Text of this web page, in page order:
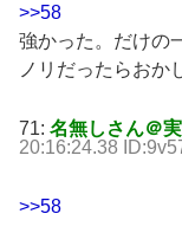
>>58
強かった。だけの
ノリだったらおか
71: 名無しさん＠
20:16:24.38
>>58